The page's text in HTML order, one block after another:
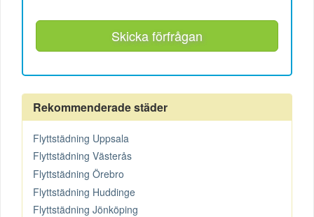
Skicka förfrågan
Rekommenderade städer
Flyttstädning Uppsala
Flyttstädning Västerås
Flyttstädning Örebro
Flyttstädning Huddinge
Flyttstädning Jönköping